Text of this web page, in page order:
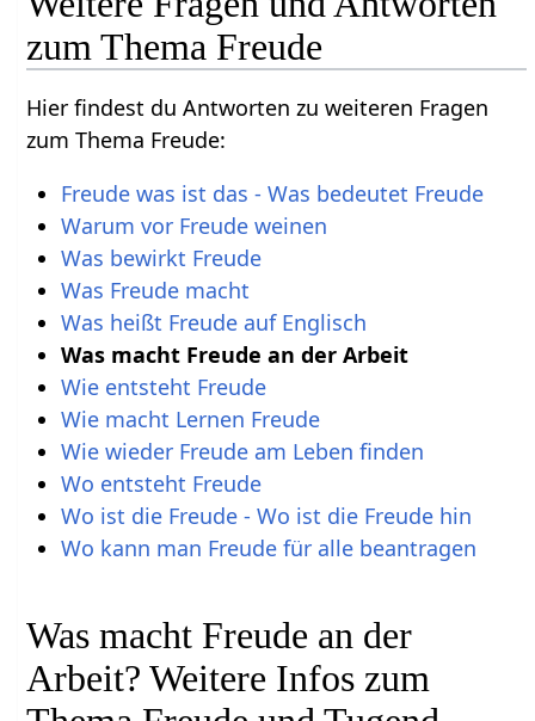
zum Thema Freude
Hier findest du Antworten zu weiteren Fragen
zum Thema Freude:
Freude was ist das - Was bedeutet Freude
Warum vor Freude weinen
Was bewirkt Freude
Was Freude macht
Was heißt Freude auf Englisch
Was macht Freude an der Arbeit
Wie entsteht Freude
Wie macht Lernen Freude
Wie wieder Freude am Leben finden
Wo entsteht Freude
Wo ist die Freude - Wo ist die Freude hin
Wo kann man Freude für alle beantragen
Was macht Freude an der
Arbeit? Weitere Infos zum